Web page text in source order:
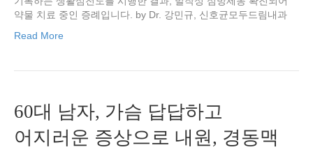
약물 치료 중인 증례입니다. by Dr. 강민규, 신호균모두드림내과
Read More
60대 남자, 가슴 답답하고
어지러운 증상으로 내원, 경동맥